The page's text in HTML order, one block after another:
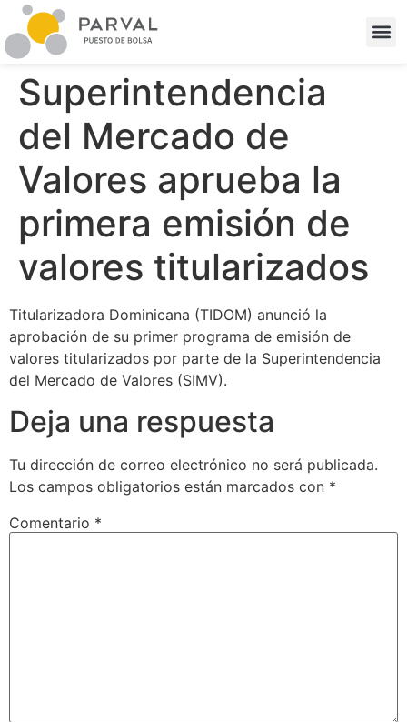
Superintendencia
del Mercado de
Valores aprueba la
primera emisión de
valores titularizados
Titularizadora Dominicana (TIDOM) anunció la
aprobación de su primer programa de emisión de
valores titularizados por parte de la Superintendencia
del Mercado de Valores (SIMV).
Deja una respuesta
Tu dirección de correo electrónico no será publicada.
Los campos obligatorios están marcados con *
Comentario *